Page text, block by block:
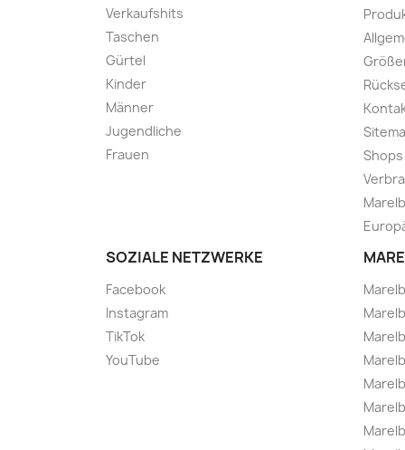
Verkaufshits
Taschen
Gürtel
Kinder
Männer
Jugendliche
Frauen
Shops
SOZIALE NETZWERKE
Facebook
Instagram
TikTok
YouTube